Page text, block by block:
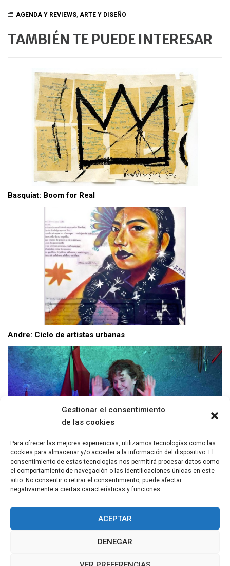
Gestionar el consentimiento
de las cookies
Para ofrecer las mejores experiencias, utilizamos tecnologías como las
cookies para almacenar y/o acceder a la información del dispositivo. El
consentimiento de estas tecnologías nos permitirá procesar datos como
el comportamiento de navegación o las identificaciones únicas en este
sitio. No consentir o retirar el consentimiento, puede afectar
negativamente a ciertas características y funciones.
ACEPTAR
DENEGAR
AGENDA Y REVIEWS, ARTE Y DISEÑO
TAMBIÉN TE PUEDE INTERESAR
Basquiat: Boom for Real
Andre: Ciclo de artistas urbanas
Chop-chop!: Cada quién elige qué comer